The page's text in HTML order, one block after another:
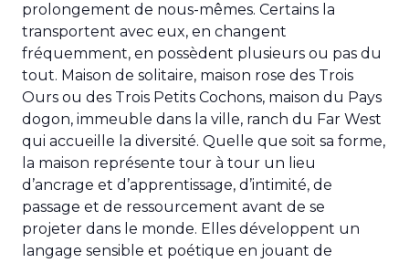
prolongement de nous-mêmes. Certains la
transportent avec eux, en changent
fréquemment, en possèdent plusieurs ou pas du
tout. Maison de solitaire, maison rose des Trois
Ours ou des Trois Petits Cochons, maison du Pays
dogon, immeuble dans la ville, ranch du Far West
qui accueille la diversité. Quelle que soit sa forme,
la maison représente tour à tour un lieu
d’ancrage et d’apprentissage, d’intimité, de
passage et de ressourcement avant de se
projeter dans le monde. Elles développent un
langage sensible et poétique en jouant de